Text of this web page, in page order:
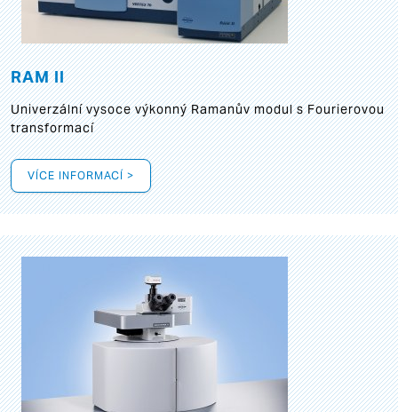
RAM II
Univerzální vysoce výkonný Ramanův modul s Fourierovou
transformací
VÍCE INFORMACÍ >